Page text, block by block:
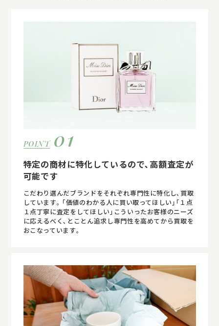
POINT 01
特定の商材に特化しているので､高額査定が
可能です
こだわり選んだブランドをそれぞれ専門性に特化し､買取
しています｡ ｢価値のわかる人に買い取ってほしい｣｢１点
１点丁寧に査定をしてほしい｣こういったお客様のニーズ
に応えるべく､とことん追求し専門性を高めてから買取を
おこなっています｡